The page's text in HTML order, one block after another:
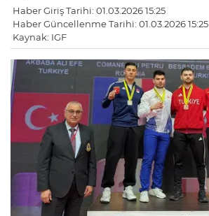
Haber Giriş Tarihi: 01.03.2026 15:25
Haber Güncellenme Tarihi: 01.03.2026 15:25
Kaynak: IGF